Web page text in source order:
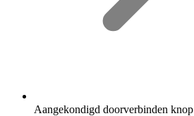
Aangekondigd doorverbinden knop